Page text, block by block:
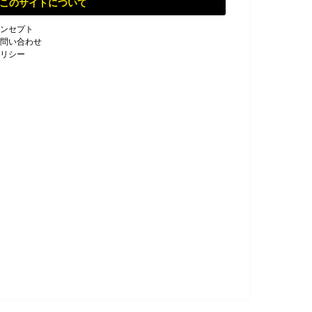
このサイトについて
セプト
い合わせ
シー